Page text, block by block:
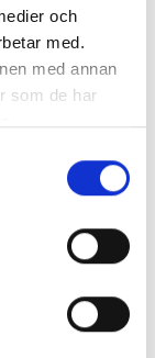
och
med.
med annan
som de har